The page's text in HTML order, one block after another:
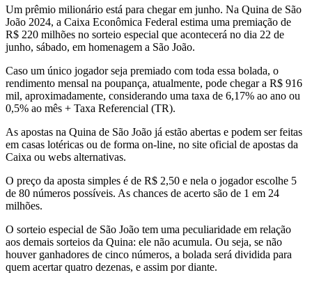
Um prêmio milionário está para chegar em junho. Na Quina de São
João 2024, a Caixa Econômica Federal estima uma premiação de
R$ 220 milhões no sorteio especial que acontecerá no dia 22 de
junho, sábado, em homenagem a São João.
Caso um único jogador seja premiado com toda essa bolada, o
rendimento mensal na poupança, atualmente, pode chegar a R$ 916
mil, aproximadamente, considerando uma taxa de 6,17% ao ano ou
0,5% ao mês + Taxa Referencial (TR).
As apostas na Quina de São João já estão abertas e podem ser feitas
em casas lotéricas ou de forma on-line, no site oficial de apostas da
Caixa ou webs alternativas.
O preço da aposta simples é de R$ 2,50 e nela o jogador escolhe 5
de 80 números possíveis. As chances de acerto são de 1 em 24
milhões.
O sorteio especial de São João tem uma peculiaridade em relação
aos demais sorteios da Quina: ele não acumula. Ou seja, se não
houver ganhadores de cinco números, a bolada será dividida para
quem acertar quatro dezenas, e assim por diante.